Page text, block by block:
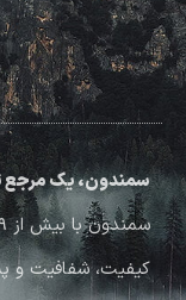
سمندون، یک
کیفیت، شفافیت و